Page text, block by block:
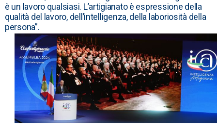
è un lavoro qualsiasi. L’artigianato è espressione della
qualità del lavoro, dell’intelligenza, della laboriosità della
persona”.